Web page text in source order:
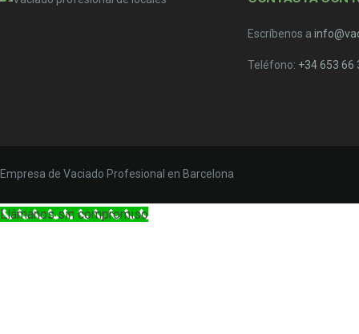
Escríbenos a
Teléfono: +34 653 66
Empresa de Vaciado Profesional en Barcelona
Llámanos sin compromiso